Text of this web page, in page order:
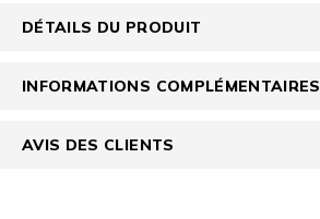
DÉTAILS DU PRODUIT
INFORMATIONS COMPLÉMENTAIRES
AVIS DES CLIENTS